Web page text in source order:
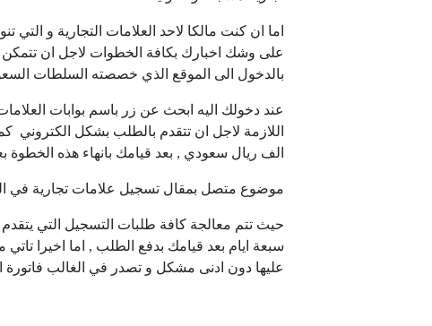
اما ان كنت مالكا لاحد العلامات التجارية و
على وشك اخبارك بكافة الخطوات لاجل ان
بالدخول الى الموقع الذي خصصته السلطات
عند دخولك اليه ابحث عن زر باسم بوابات
اللازمة لاجل ان تتقدم بالطلب بشكل الكتروني
الف ريال سعودي , بعد قيامك بانهاء هذه الخطوة
موضوع متصل بمقال تسجيل علامات تجارية في
حيث تتم معالجة كافة طلبات التسجيل التي
سبعة ايام بعد قيامك بدفع الطلب , اما اخيرا
عليها دون ادنى مشكل و تصدر في الغالب